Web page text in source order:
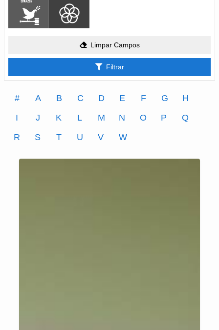
Limpar Campos
Filtrar
# A B C D E F G
H
I
J K L M N O P
Q
R
S T U V W